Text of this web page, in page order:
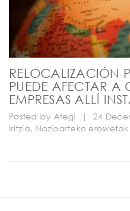
RELOCALIZACIÓN
PUEDE AFECTAR A
EMPRESAS ALLÍ
Posted by Ategi | 24
Iritzia, Nazioarteko erosketak